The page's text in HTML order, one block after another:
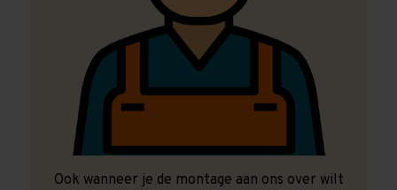
Ook wanneer je de montage aan ons over wilt